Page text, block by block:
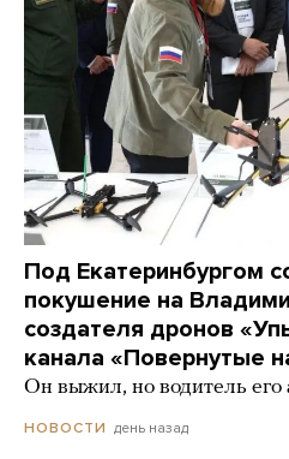
Под Екатеринбургом
покушение на
создателя дронов
канала «Повернутые
Он выжил, но водитель его
НОВОСТИ день назад